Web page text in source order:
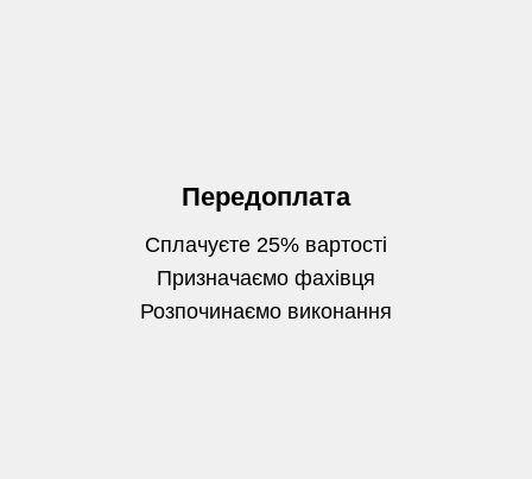
Передоплата
Сплачуєте 25% вартості
Призначаємо фахівця
Розпочинаємо виконання